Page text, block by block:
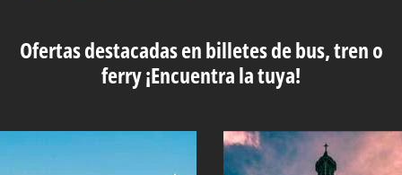
Ofertas destacadas en billetes de bus, tren o
ferry ¡Encuentra la tuya!